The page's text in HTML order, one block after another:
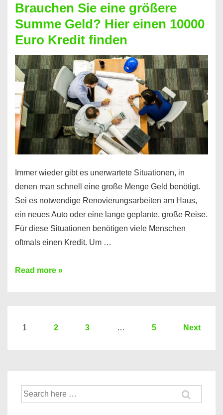
Geht
das
überhaupt?
Na
klar!
Brauchen Sie eine größere
Summe Geld? Hier einen 10000
Euro Kredit finden
Immer wieder gibt es unerwartete Situationen, in
denen man schnell eine große Menge Geld benötigt.
Sei es notwendige Renovierungsarbeiten am Haus,
ein neues Auto oder eine lange geplante, große Reise.
Für diese Situationen benötigen viele Menschen
oftmals einen Kredit. Um …
Brauchen
Summe
Euro
Read more »
Seitennummerierung
1 2 3 … 5 Next
Suche
nach: